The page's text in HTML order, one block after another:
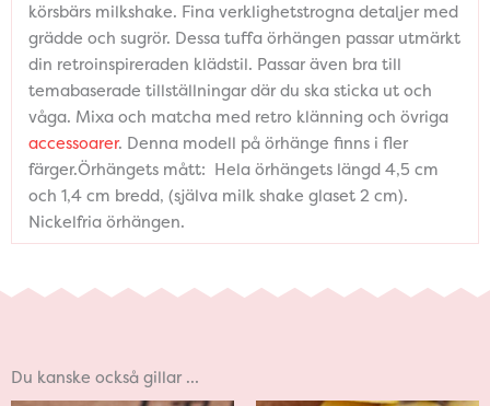
körsbärs milkshake. Fina verklighetstrogna detaljer med
grädde och sugrör. Dessa tuffa örhängen passar utmärkt
din retroinspireraden klädstil. Passar även bra till
temabaserade tillställningar där du ska sticka ut och
våga. Mixa och matcha med retro klänning och övriga
accessoarer. Denna modell på örhänge finns i fler
färger.Örhängets mått: Hela örhängets längd 4,5 cm
och 1,4 cm bredd, (själva milk shake glaset 2 cm).
Nickelfria örhängen.
Du kanske också gillar …